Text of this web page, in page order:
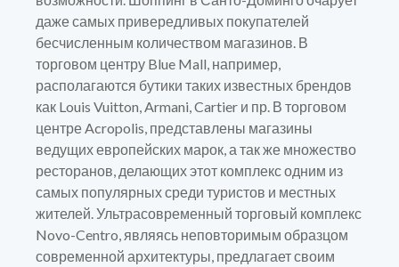
даже самых привередливых покупателей
бесчисленным количеством магазинов. В
торговом центру Blue Mall, например,
располагаются бутики таких известных брендов
как Louis Vuitton, Armani, Cartier и пр. В торговом
центре Acropolis, представлены магазины
ведущих европейских марок, а так же множество
ресторанов, делающих этот комплекс одним из
самых популярных среди туристов и местных
жителей. Ультрасовременный торговый комплекс
Novo-Centro, являясь неповторимым образцом
современной архитектуры, предлагает своим